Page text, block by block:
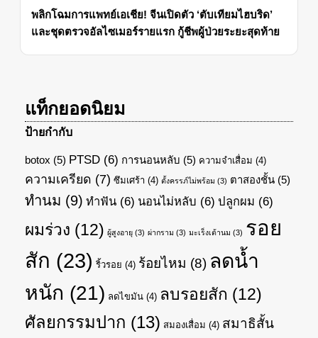
พลิกโฉมการแพทย์เอเชีย! จีนเปิดตัว ‘ตับเทียมไฮบริด’
และชุดตรวจอัลไซเมอร์รายแรก กู้ชีพผู้ป่วยระยะสุดท้าย
แท็กยอดนิยม
ป้ายกำกับ
botox (5) PTSD (6) การนอนหลับ (5) ความจำเสื่อม (4)
ความเครียด (7) ซึมเศร้า (4) ตั้งครรภ์ไม่พร้อม (3) ตาสองชั้น (5)
ทำนม (9) ทำฟัน (6) นอนไม่หลับ (6) ปลูกผม (6)
ผมร่วง (12) ผู้สูงอายุ (3) ผ่ากราม (3) มะเร็งเต้านม (3) รอย
สัก (23) ริ้วรอย (4) ร้อยไหม (8) ลดน้ำ
หนัก (21) ลดไขมัน (4) ลบรอยสัก (12)
ศัลยกรรมปาก (13) สมองเสื่อม (4) สมาธิสั้น